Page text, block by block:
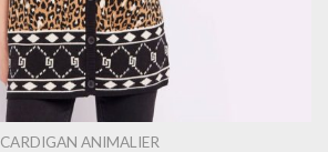
CARDIGAN ANIMALIER